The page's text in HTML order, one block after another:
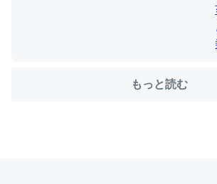
ちぼちRingも置こうかと画策中。あと、
もっと読む